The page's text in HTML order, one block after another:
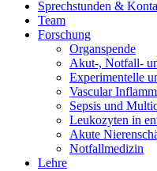
Sprechstunden &
Team
Forschung
Organspende
Akut-, Notfall-
Experimentelle
Vascular
Sepsis und
Leukozyten in
Akute
Notfallmedizin
Lehre